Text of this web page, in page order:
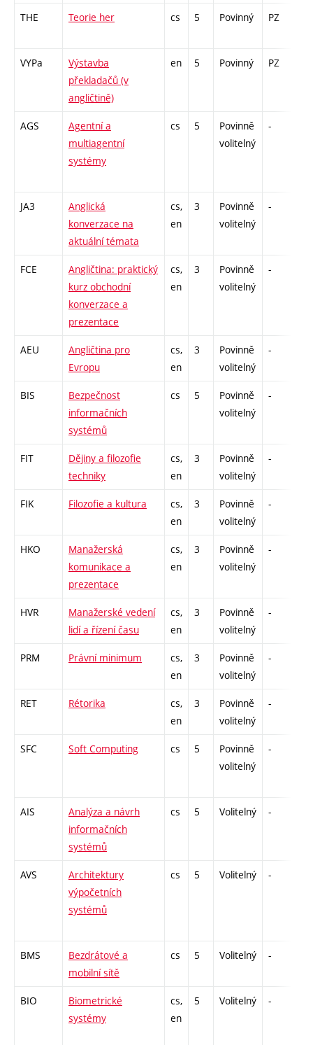
THE Teorie her cs 5 Povinný PZ
VYPa
Výstavba
překladačů (v
angličtině)
en 5 Povinný PZ
AGS
Agentní a
multiagentní
systémy
cs 5
Povinně
volitelný
-
JA3
Anglická
konverzace na
aktuální témata
cs,
en
3
Povinně
volitelný
-
FCE
Angličtina: praktický
kurz obchodní
konverzace a
prezentace
cs,
en
3
Povinně
volitelný
-
AEU
Angličtina pro
Evropu
cs,
en
3
Povinně
volitelný
-
BIS
Bezpečnost
informačních
systémů
cs 5
Povinně
volitelný
-
FIT
Dějiny a filozofie
techniky
cs,
en
3
Povinně
volitelný
-
FIK Filozofie a kultura
cs,
en
3
Povinně
volitelný
-
HKO
Manažerská
komunikace a
prezentace
cs,
en
3
Povinně
volitelný
-
HVR
Manažerské vedení
lidí a řízení času
cs,
en
3
Povinně
volitelný
-
PRM Právní minimum
cs,
en
3
Povinně
volitelný
-
RET Rétorika
cs,
en
3
Povinně
volitelný
-
SFC Soft Computing cs 5
Povinně
volitelný
-
AIS
Analýza a návrh
informačních
systémů
cs 5 Volitelný -
AVS
Architektury
výpočetních
systémů
cs 5 Volitelný -
BMS
Bezdrátové a
mobilní sítě
cs 5 Volitelný -
BIO
Biometrické
systémy
cs,
en
5 Volitelný -